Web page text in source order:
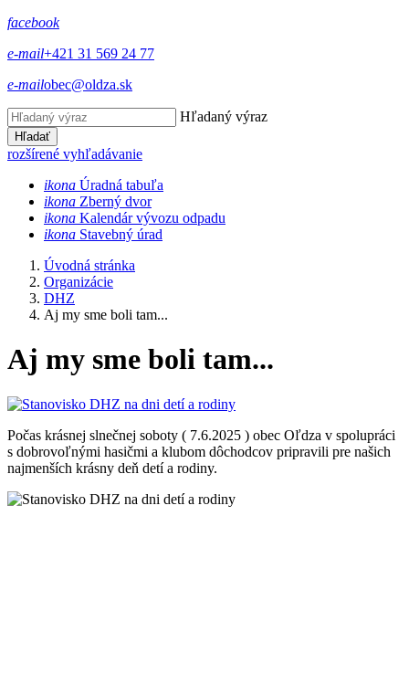
facebook
e-mail+421 31 569 24 77
e-mailobec@oldza.sk
Hľadaný výraz
Hľadať
rozšírené vyhľadávanie
ikona Úradná tabuľa
ikona Zberný dvor
ikona Kalendár vývozu odpadu
ikona Stavebný úrad
Úvodná stránka
Organizácie
DHZ
Aj my sme boli tam...
Aj my sme boli tam...
Počas krásnej slnečnej soboty ( 7.6.2025 ) obec Oľdza v spolupráci
s dobrovoľnými hasičmi a klubom dôchodcov pripravili pre našich
najmenších krásny deň detí a rodiny.